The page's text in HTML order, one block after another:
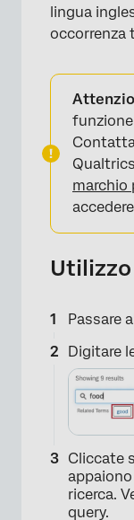
lingua
occorrenza
funzione
marchio
Passare
Digitare
Cliccate
ricerca.
query.